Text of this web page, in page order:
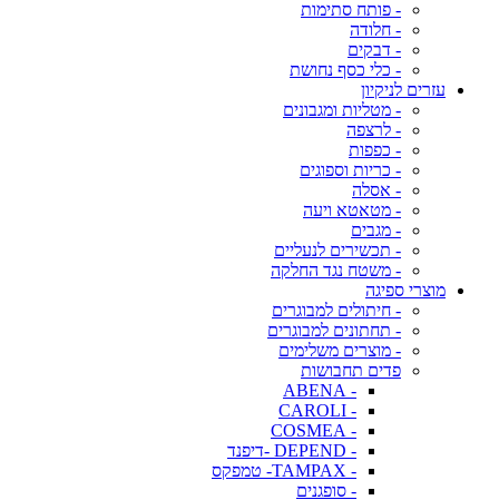
- פותח סתימות
- חלודה
- דבקים
- כלי כסף נחושת
עזרים לניקיון
- מטליות ומגבונים
- לרצפה
- כפפות
- כריות וספוגים
- אסלה
- מטאטא ויעה
- מגבים
- תכשירים לנעליים
- משטח נגד החלקה
מוצרי ספיגה
- חיתולים למבוגרים
- תחתונים למבוגרים
- מוצרים משלימים
פדים תחבושות
- ABENA
- CAROLI
- COSMEA
- DEPEND -דיפנד
- TAMPAX- טמפקס
- סופגנים